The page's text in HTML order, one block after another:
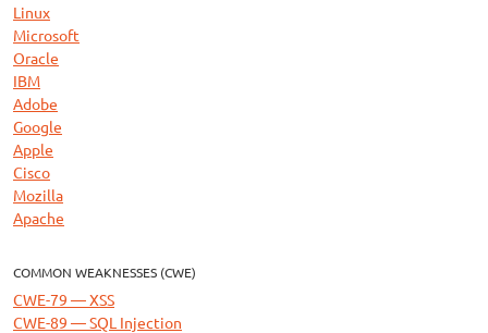
Linux
Microsoft
Oracle
IBM
Adobe
Google
Apple
Cisco
Mozilla
Apache
COMMON WEAKNESSES (CWE)
CWE-79 — XSS
CWE-89 — SQL Injection